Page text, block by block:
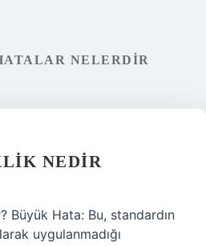
NELERDIR
NEDIR
Büyük Hata: Bu, standardın
uygulanmadığı